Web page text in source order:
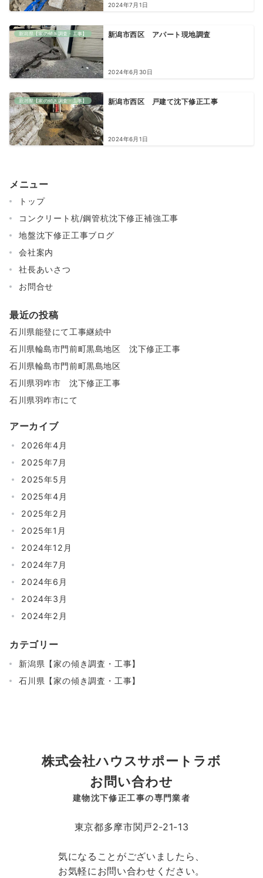
2024年7月1日
新潟県【家の傾き調査・工事】 新潟市西区 アパート現地調査
2024年6月30日
新潟県【家の傾き調査・工事】 新潟市西区 戸建て沈下修正工事
2024年6月1日
メニュー
トップ
コンクリート杭/鋼管杭沈下修正補強工事
地盤沈下修正工事ブログ
会社案内
社長あいさつ
お問合せ
最近の投稿
石川県能登にて工事継続中
石川県輪島市門前町黒島地区 沈下修正工事
石川県輪島市門前町黒島地区
石川県羽咋市 沈下修正工事
石川県羽咋市にて
アーカイブ
2026年4月
2025年7月
2025年5月
2025年4月
2025年2月
2025年1月
2024年12月
2024年7月
2024年6月
2024年3月
2024年2月
カテゴリー
新潟県【家の傾き調査・工事】
石川県【家の傾き調査・工事】
株式会社ハウスサポートラボ
お問い合わせ
建物沈下修正工事の専門業者
東京都多摩市関戸2-21-13
気になることがございましたら、
お気軽にお問い合わせください。